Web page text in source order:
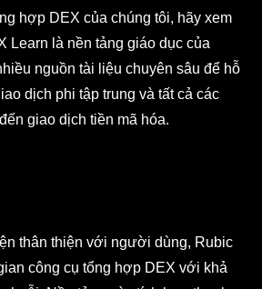
hợp DEX của chúng tôi, hãy xem
Learn là nền tảng giáo dục của
nguồn tài liệu chuyên sâu để hỗ
dịch phi tập trung và tất cả các
giao dịch tiền mã hóa.
thân thiện với người dùng, Rubic
công cụ tổng hợp DEX với khả